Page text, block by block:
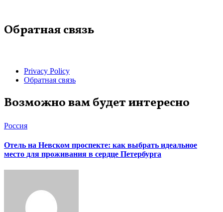
Обратная связь
Privacy Policy
Обратная связь
Возможно вам будет интересно
Россия
Отель на Невском проспекте: как выбрать идеальное
место для проживания в сердце Петербурга